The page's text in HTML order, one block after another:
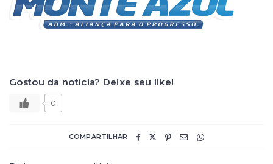
Gostou da notícia? Deixe seu like!
0
COMPARTILHAR